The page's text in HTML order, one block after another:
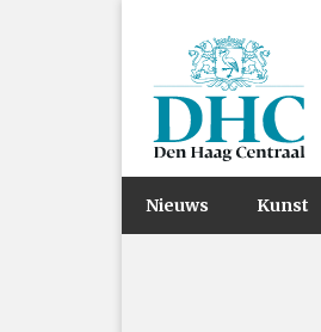
Nieuws Kunst